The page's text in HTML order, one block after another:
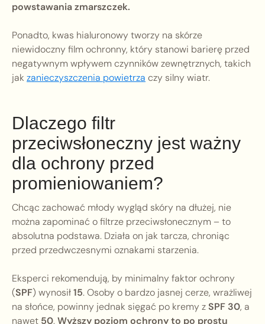
powstawania zmarszczek.
Ponadto, kwas hialuronowy tworzy na skórze
niewidoczny film ochronny, który stanowi barierę przed
negatywnym wpływem czynników zewnętrznych, takich
jak zanieczyszczenia powietrza czy silny wiatr.
Dlaczego filtr
przeciwsłoneczny jest ważny
dla ochrony przed
promieniowaniem?
Chcąc zachować młody wygląd skóry na dłużej, nie
można zapominać o filtrze przeciwsłonecznym – to
absolutna podstawa. Działa on jak tarcza, chroniąc
przed przedwczesnymi oznakami starzenia.
Eksperci rekomendują, by minimalny faktor ochrony
(SPF) wynosił15. Osoby o bardzo jasnej cerze, wrażliwej
na słońce, powinny jednak sięgać po kremy zSPF 30, a
nawet 50.Wyższy poziom ochrony to po prostu